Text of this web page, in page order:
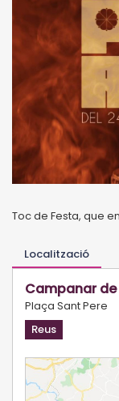
Toc de Festa, que
Localització
Campanar de
Plaça Sant Pere
Reus